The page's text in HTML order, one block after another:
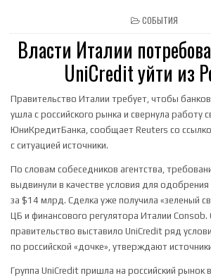
POSTED IN
СОБЫТИЯ
Власти Италии
UniCredit уйти из
Правительство Италии требует, чтобы
ушла с российского рынка и свернула работу
ЮниКредитБанка, сообщает Reuters со
с ситуацией источники.
По словам собеседников агентства,
выдвинули в качестве условия для одобрения
за $14 млрд. Сделка уже получила «зеленый
ЦБ и финансового регулятора Италии Consob.
правительство выставило UniCredit ряд
по российской «дочке», утверждают
Группа UniCredit пришла на российский рынок